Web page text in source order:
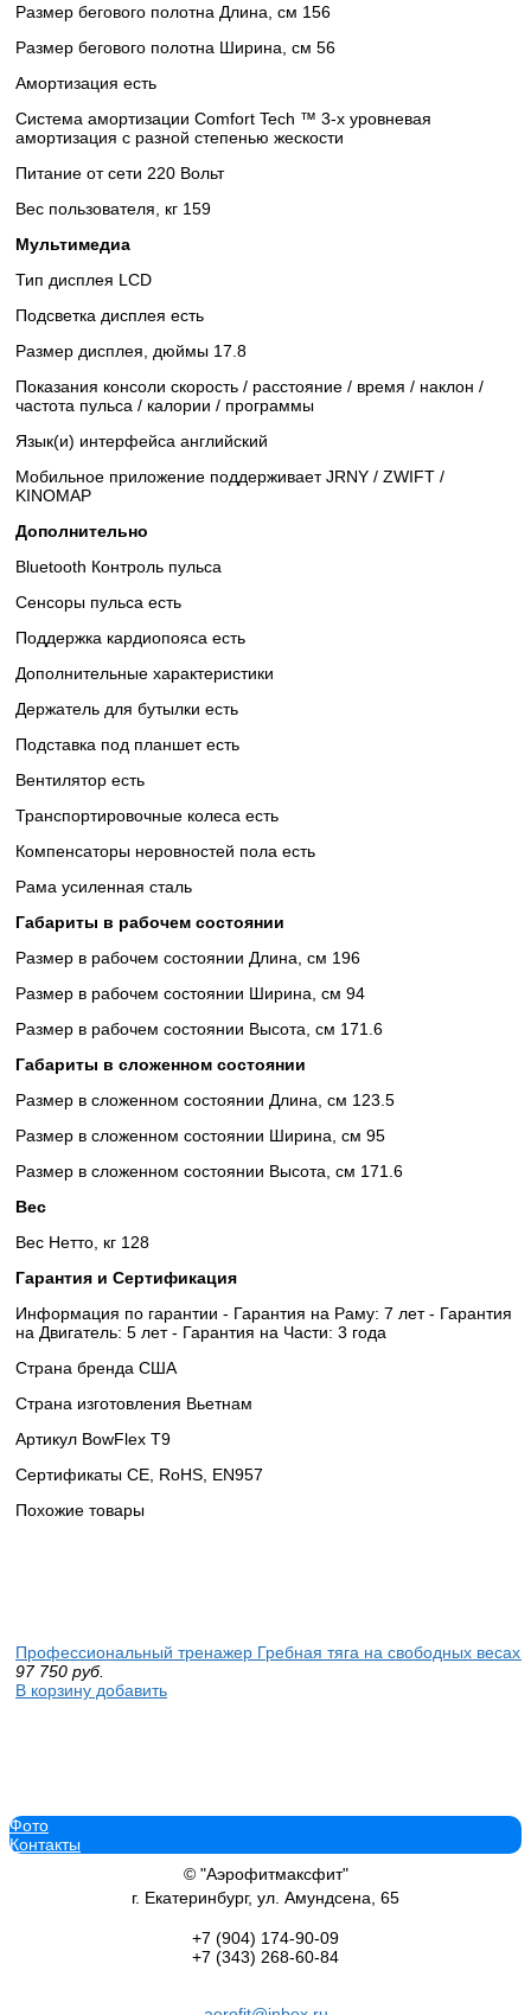
Размер бегового полотна Длина, см 156
Размер бегового полотна Ширина, см 56
Амортизация есть
Система амортизации Comfort Tech ™ 3-х уровневая
амортизация с разной степенью жескости
Питание от сети 220 Вольт
Вес пользователя, кг 159
Мультимедиа
Тип дисплея LCD
Подсветка дисплея есть
Размер дисплея, дюймы 17.8
Показания консоли скорость / расстояние / время / наклон /
частота пульса / калории / программы
Язык(и) интерфейса английский
Мобильное приложение поддерживает JRNY / ZWIFT /
KINOMAP
Дополнительно
Bluetooth Контроль пульса
Сенсоры пульса есть
Поддержка кардиопояса есть
Дополнительные xарактеристики
Держатель для бутылки есть
Подставка под планшет есть
Вентилятор есть
Транспортировочные колеса есть
Компенсаторы неровностей пола есть
Рама усиленная сталь
Габариты в рабочем состоянии
Размер в рабочем состоянии Длина, см 196
Размер в рабочем состоянии Ширина, см 94
Размер в рабочем состоянии Высота, см 171.6
Габариты в сложенном состоянии
Размер в сложенном состоянии Длина, см 123.5
Размер в сложенном состоянии Ширина, см 95
Размер в сложенном состоянии Высота, см 171.6
Вес
Вес Нетто, кг 128
Гарантия и Сертификация
Информация по гарантии - Гарантия на Раму: 7 лет - Гарантия
на Двигатель: 5 лет - Гарантия на Части: 3 года
Страна бренда США
Страна изготовления Вьетнам
Артикул BowFlex T9
Сертификаты CE, RoHS, EN957
Похожие товары
Профессиональный тренажер Гребная тяга на свободных весах
97 750 руб.
В корзину добавить
Скамья многофункциональная регулируемая Protrain LFP187
тренажер спортдоставка
В корзину добавить
Фото
Контакты
© "Аэрофитмаксфит"
г. Екатеринбург, ул. Амундсена, 65
+7 (904) 174-90-09
+7 (343) 268-60-84